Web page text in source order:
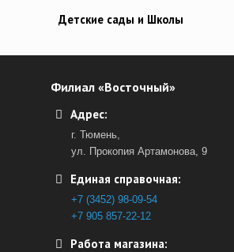
Детские сады и Школы
Филиал «Восточный»
Адрес:
г. Тюмень,
ул. Прокопия Артамонова, 9
Единая справочная:
+7 (3452) 98-09-54
+7 905 857-22-12
Работа магазина: